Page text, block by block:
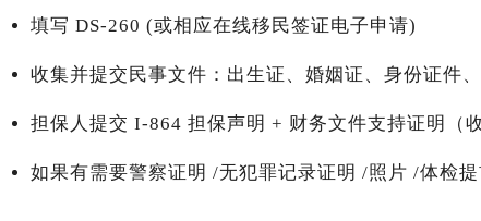
填写 DS-260 (或相应在线移民签证电子申请)
收集并提交民事文件：出生证、婚姻证、身份证件
担保人提交 I-864 担保声明 + 财务文件支持证明（
如果有需要警察证明 /无犯罪记录证明 /照片 /体检提